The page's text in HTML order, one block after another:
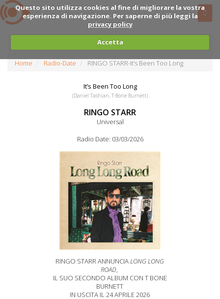
Questo sito utilizza cookies al fine di migliorare la vostra
esperienza di navigazione. Per saperne di più leggi la
privacy policy
Accetta
Home Radio-Date RINGO STARR-It’s Been Too Long
It’s Been Too Long
(Daniel Tashian, T-Bone Burnett)
RINGO STARR
Universal
Radio Date: 03/03/2026
RINGO STARR ANNUNCIALONG LONG
ROAD,
IL SUO SECONDO ALBUM CON T BONE
BURNETT
IN USCITA IL 24 APRILE 2026